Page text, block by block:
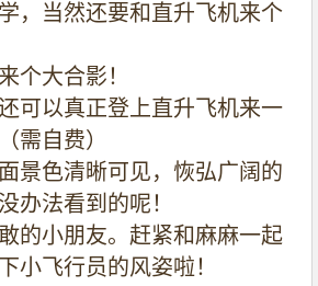
，当然还要和直升飞机来个
个大合影！
可以真正登上直升飞机来一
需自费）
景色清晰可见，恢弘广阔的
办法看到的呢！
的小朋友。赶紧和麻麻一起
小飞行员的风姿啦！